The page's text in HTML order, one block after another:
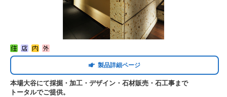
製品詳細ページ
本場大谷にて採掘・加工・デザイン・石材販売・石工事まで
トータルでご提供。